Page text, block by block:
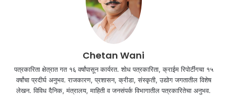
Chetan Wani
पत्रकारिता क्षेत्रात गत १६ वर्षांपासून कार्यरत. शोध पत्रकारिता, क्राईम रिपोर्टींगचा १५
वर्षांचा प्रदीर्घ अनुभव. राजकारण, प्रशासन, क्रीडा, संस्कृती, उद्योग जगतातील विशेष
लेखन. विविध दैनिक, मंत्रालय, माहिती व जनसंपर्क विभागातील पत्रकारितेचा अनुभव.